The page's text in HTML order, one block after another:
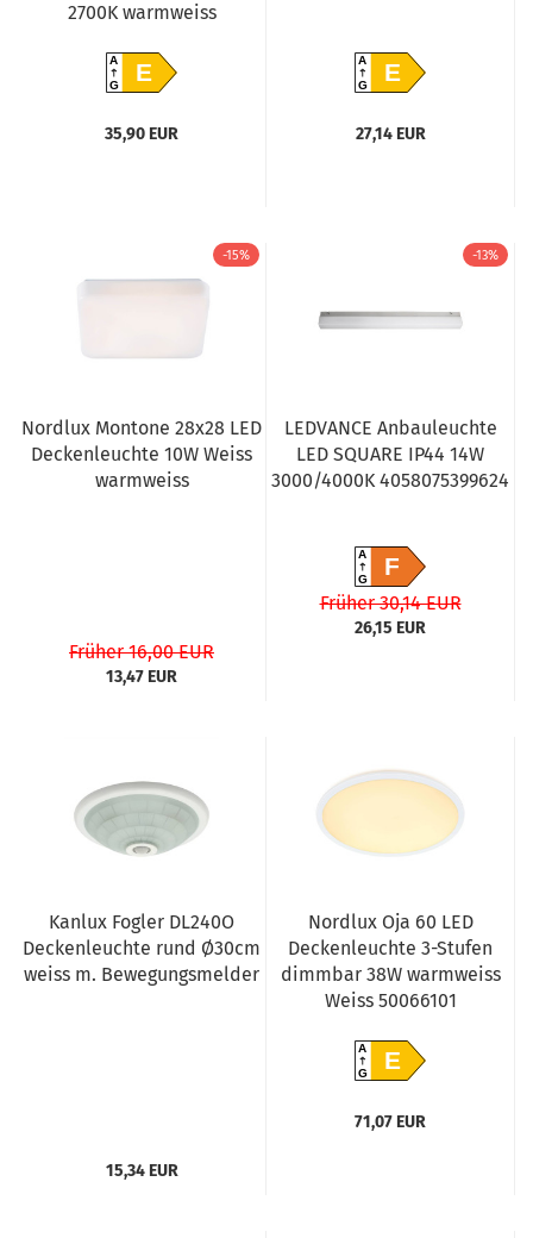
2700K warmweiss
A
GE
35,90 EUR
A
GE
27,14 EUR
-15%
Nordlux Montone 28x28 LED
Deckenleuchte 10W Weiss
warmweiss
Früher 16,00 EUR
13,47 EUR
-13%
LEDVANCE Anbauleuchte
LED SQUARE IP44 14W
3000/4000K 4058075399624
A
GF
Früher 30,14 EUR
26,15 EUR
Kanlux Fogler DL240O
Deckenleuchte rund Ø30cm
weiss m. Bewegungsmelder
15,34 EUR
Nordlux Oja 60 LED
Deckenleuchte 3-Stufen
dimmbar 38W warmweiss
Weiss 50066101
A
GE
71,07 EUR